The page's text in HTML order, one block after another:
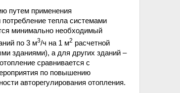
путем применения
тепла системами
минимально необходимый
по 3 м3/ч на 1 м2 расчетной
зданиями), а для других зданий –
сравнивается с
по повышению
авторегулирования отопления.